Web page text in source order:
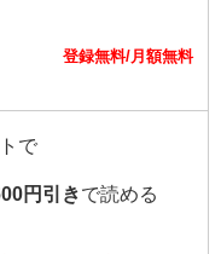
登録無料/月額無料
で
円引きで読める